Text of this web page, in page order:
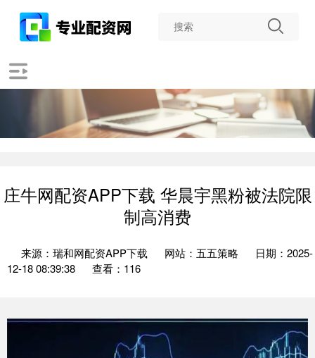
庄牛网配资APP下载 华晨宇黑粉被法院限
制高消费
来源：瑞和网配资APP下载 网站：五五策略
日期：2025-
12-18 08:39:38
查看：116